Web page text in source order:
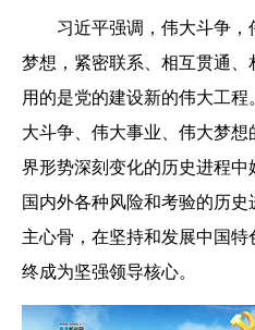
习近平强调，伟大斗争，
梦想，紧密联系、相互贯通
用的是党的建设新的伟大工
大斗争、伟大事业、伟大梦
界形势深刻变化的历史进程
国内外各种风险和考验的历
主心骨，在坚持和发展中国
终成为坚强领导核心。